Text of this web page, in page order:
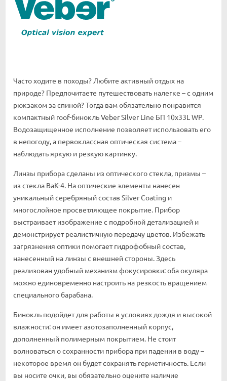
Часто ходите в походы? Любите активный отдых на
природе? Предпочитаете путешествовать налегке – с одним
рюкзаком за спиной? Тогда вам обязательно понравится
компактный roof-бинокль Veber Silver Line БП 10x33L WP.
Водозащищенное исполнение позволяет использовать его
в непогоду, а первоклассная оптическая система –
наблюдать яркую и резкую картинку.
Линзы прибора сделаны из оптического стекла, призмы –
из стекла BaK-4. На оптические элементы нанесен
уникальный серебряный состав Silver Coating и
многослойное просветляющее покрытие. Прибор
выстраивает изображение с подробной детализацией и
демонстрирует реалистичную передачу цветов. Избежать
загрязнения оптики помогает гидрофобный состав,
нанесенный на линзы с внешней стороны. Здесь
реализован удобный механизм фокусировки: оба окуляра
можно единовременно настроить на резкость вращением
специального барабана.
Бинокль подойдет для работы в условиях дождя и высокой
влажности: он имеет азотозаполненный корпус,
дополненный полимерным покрытием. Не стоит
волноваться о сохранности прибора при падении в воду –
некоторое время он будет сохранять герметичность. Если
вы носите очки, вы обязательно оцените наличие